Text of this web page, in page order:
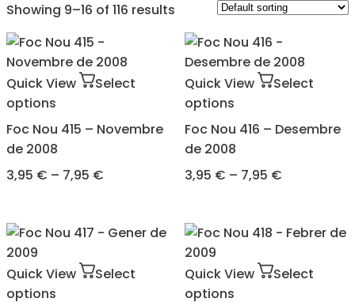
Showing 9–16 of 116 results
Quick View
Select
options
Foc Nou 415 – Novembre
de 2008
3,95 € – 7,95 €
Quick View
Select
options
Foc Nou 416 – Desembre
de 2008
3,95 € – 7,95 €
Quick View
Select
options
Quick View
Select
options